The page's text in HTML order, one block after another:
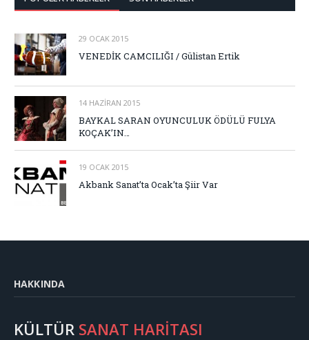
29 OCAK 2015
VENEDİK CAMCILIĞI / Gülistan Ertik
14 HAZIRAN 2015
BAYKAL SARAN OYUNCULUK ÖDÜLÜ FULYA
KOÇAK’IN…
19 OCAK 2015
Akbank Sanat’ta Ocak’ta Şiir Var
HAKKINDA
KÜLTÜR SANAT HARİTASI